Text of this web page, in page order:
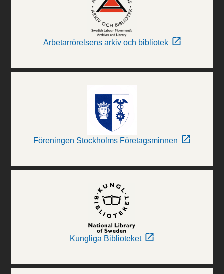
Arbetarrörelsens arkiv och bibliotek
Föreningen Stockholms Företagsminnen
Kungliga Biblioteket